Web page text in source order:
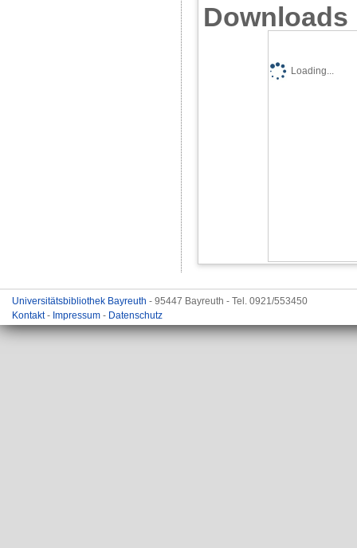
Downloads
Loading...
Universitätsbibliothek Bayreuth - 95447 Bayreuth - Tel. 0921/553450
Kontakt- Impressum - Datenschutz